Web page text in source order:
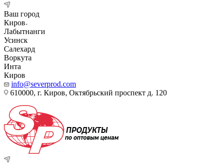
Ваш город
Киров
Лабытнанги
Усинск
Салехард
Воркута
Инта
Киров
info@severprod.com
610000, г. Киров, Октябрьский проспект д. 120